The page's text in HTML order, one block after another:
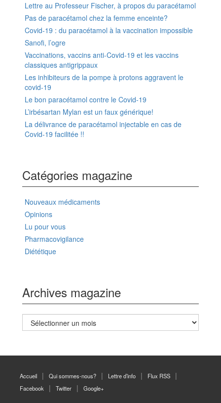
Lettre au Professeur Fischer, à propos du paracétamol
Pas de paracétamol chez la femme enceinte?
Covid-19 : du paracétamol à la vaccination impossible
Sanofi, l’ogre
Vaccinations, vaccins anti-Covid-19 et les vaccins
classiques antigrippaux
Les inhibiteurs de la pompe à protons aggravent le
covid-19
Le bon paracétamol contre le Covid-19
L’irbésartan Mylan est un faux générique!
La délivrance de paracétamol injectable en cas de
Covid-19 facilitée !!
Catégories magazine
Nouveaux médicaments
Opinions
Lu pour vous
Pharmacovigilance
Diététique
Archives magazine
Archives
magazine
Accueil Qui sommes-nous? Lettre d’info
Flux RSS
Facebook
Twitter Google+